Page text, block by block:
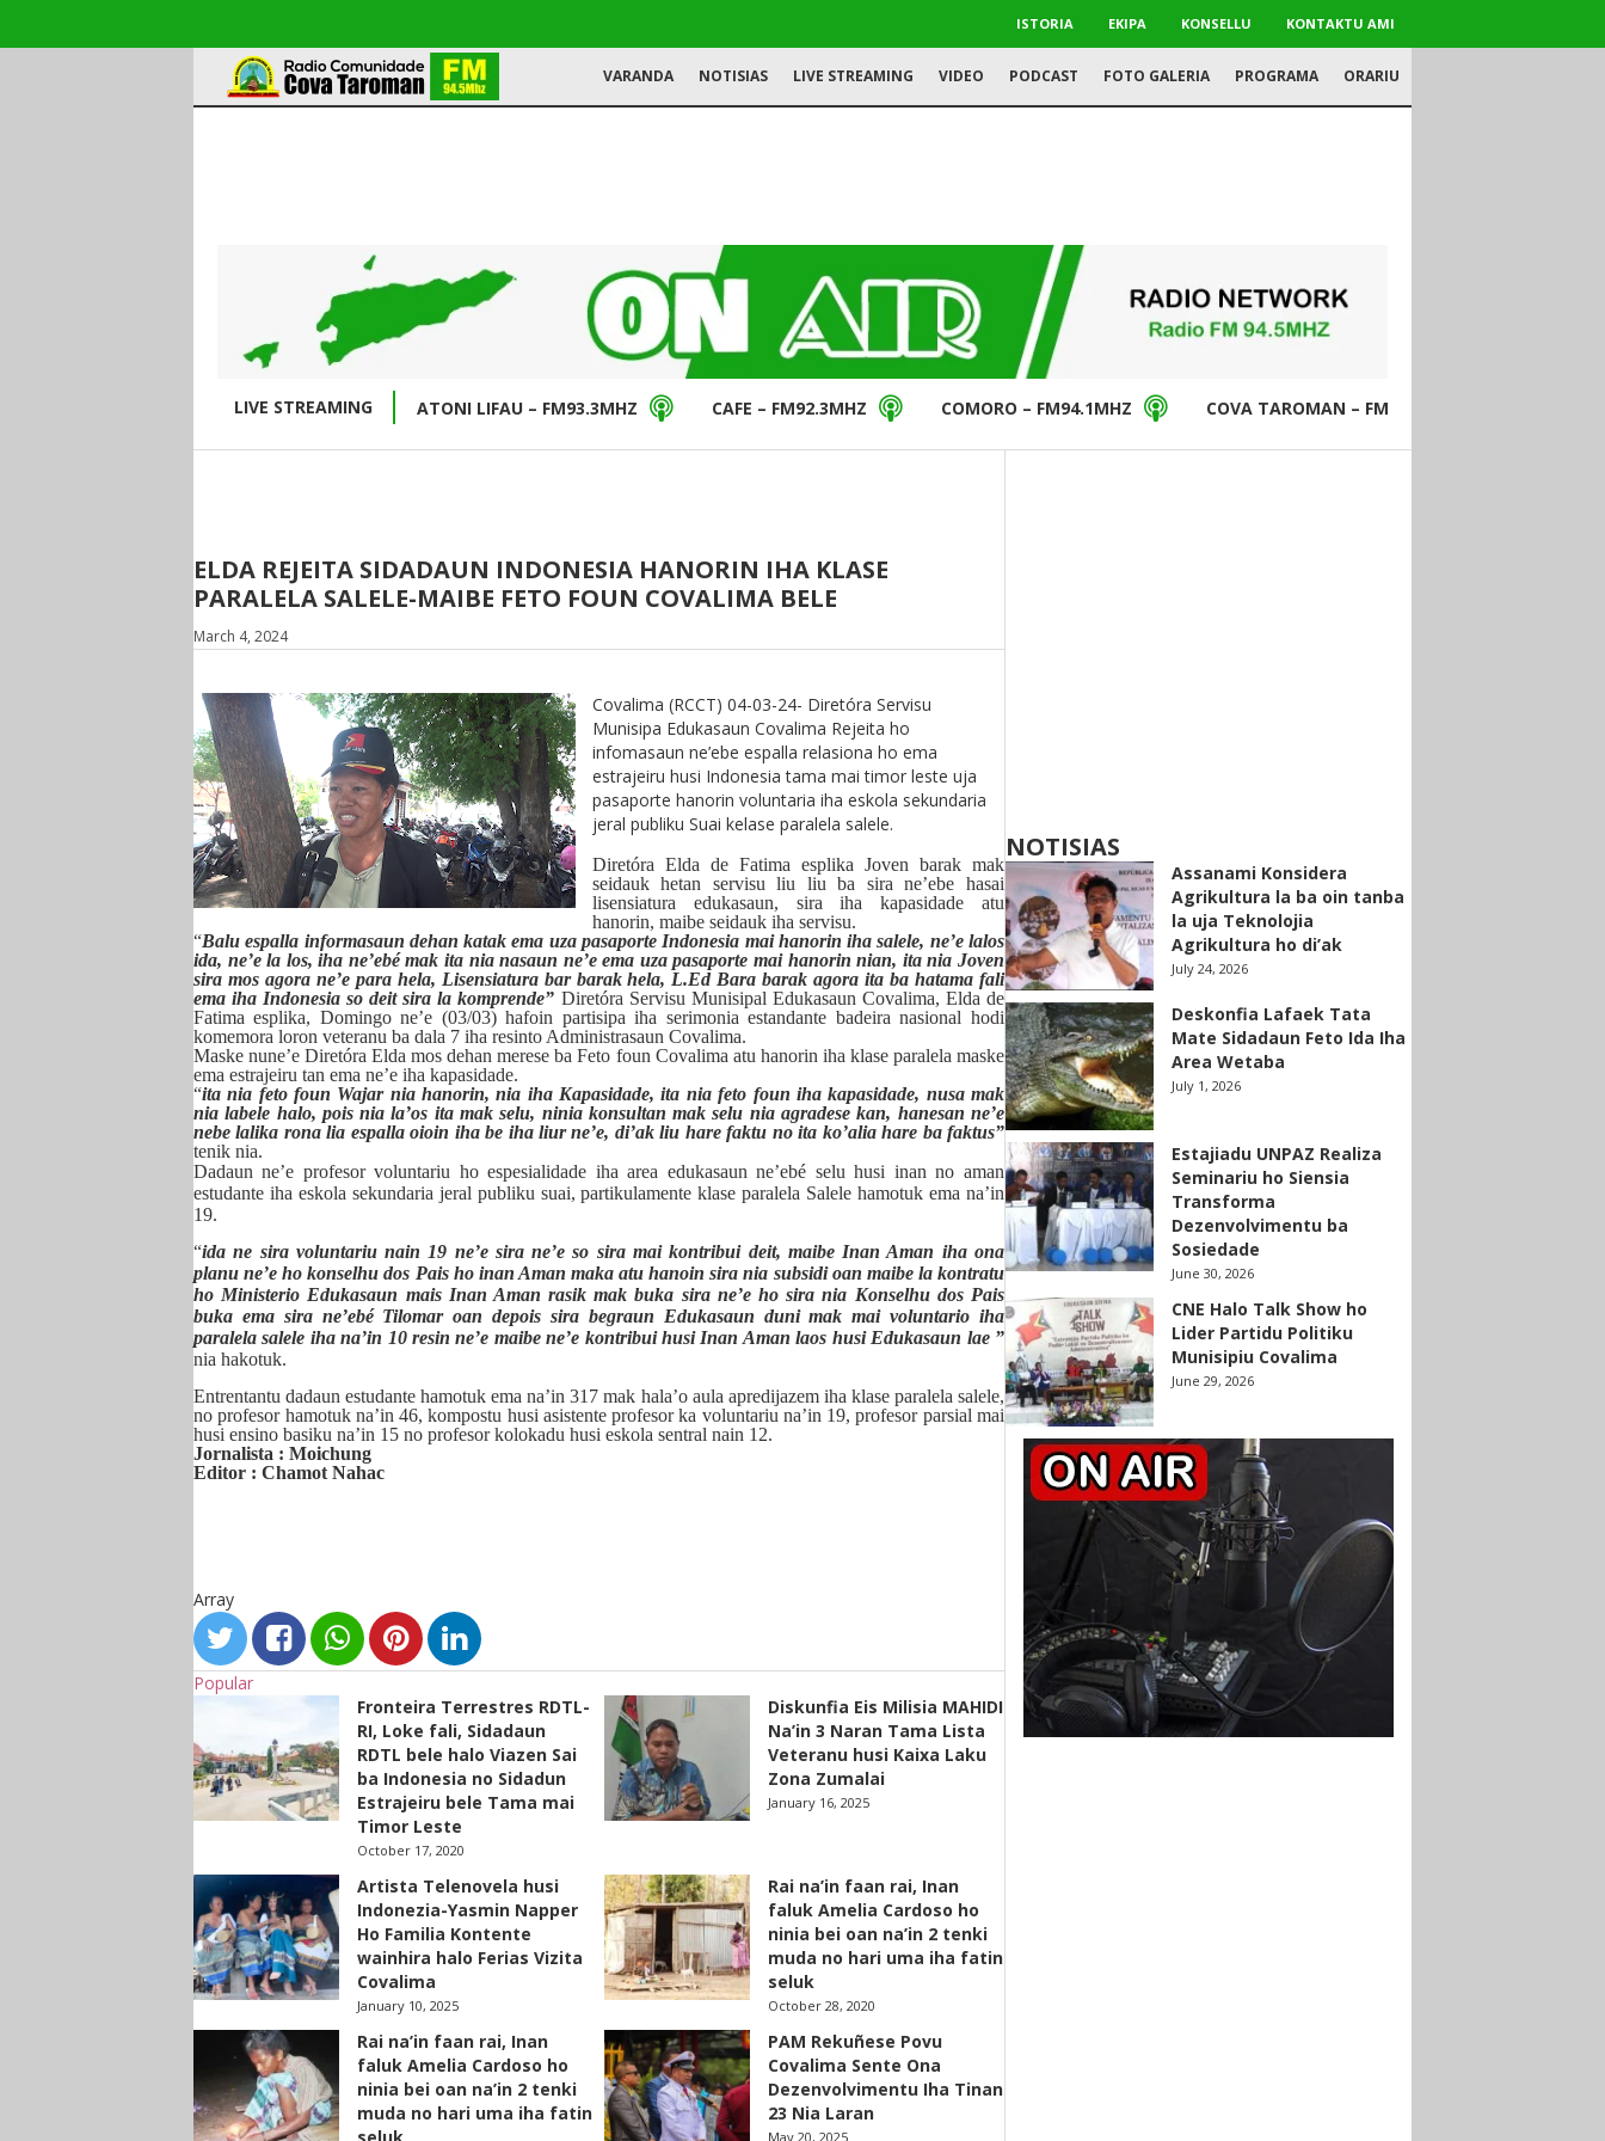
ISTORIA EKIPA KONSELLU KONTAKTU AMI
VARANDA NOTISIAS LIVE STREAMING VIDEO PODCAST FOTO GALERIA PROGRAMA ORARIU
LIVE STREAMING ATONI LIFAU – FM93.3MHZ CAFE – FM92.3MHZ COMORO – FM94.1MHZ COVA TAROMAN – FM94.5MHZ
ELDA REJEITA SIDADAUN INDONESIA HANORIN IHA KLASE
PARALELA SALELE-MAIBE FETO FOUN COVALIMA BELE
March 4, 2024
Covalima (RCCT) 04-03-24- Diretóra Servisu
Munisipa Edukasaun Covalima Rejeita ho
infomasaun ne’ebe espalla relasiona ho ema
estrajeiru husi Indonesia tama mai timor leste uja
pasaporte hanorin voluntaria iha eskola sekundaria
jeral publiku Suai kelase paralela salele.
Diretóra Elda de Fatima esplika Joven barak mak
seidauk hetan servisu liu liu ba sira ne’ebe hasai
lisensiatura edukasaun, sira iha kapasidade atu
hanorin, maibe seidauk iha servisu.
“Balu espalla informasaun dehan katak ema uza pasaporte Indonesia mai hanorin iha salele, ne’e lalos
ida, ne’e la los, iha ne’ebé mak ita nia nasaun ne’e ema uza pasaporte mai hanorin nian, ita nia Joven
sira mos agora ne’e para hela, Lisensiatura bar barak hela, L.Ed Bara barak agora ita ba hatama fali
ema iha Indonesia so deit sira la komprende” Diretóra Servisu Munisipal Edukasaun Covalima, Elda de
Fatima esplika, Domingo ne’e (03/03) hafoin partisipa iha serimonia estandante badeira nasional hodi
komemora loron veteranu ba dala 7 iha resinto Administrasaun Covalima.
Maske nune’e Diretóra Elda mos dehan merese ba Feto foun Covalima atu hanorin iha klase paralela maske
ema estrajeiru tan ema ne’e iha kapasidade.
“ita nia feto foun Wajar niahanorin, nia iha Kapasidade, ita nia feto foun iha kapasidade, nusa mak
nia labele halo, pois nia la’os ita mak selu, ninia konsultan mak selu nia agradese kan, hanesan ne’e
nebe lalika rona lia espalla oioin iha be iha liur ne’e, di’ak liu hare faktu no ita ko’alia hare ba faktus”
tenik nia.
Dadaun ne’e profesor voluntariu ho espesialidade iha area edukasaun ne’ebé selu husi inan no aman
estudante iha eskola sekundaria jeral publiku suai, partikulamente klase paralela Salele hamotuk ema na’in
19.
“idane sira voluntariu nain 19 ne’e sira ne’e so sira mai kontribui deit, maibe Inan Aman iha ona
planu ne’e ho konselhu dos Pais ho inan Aman maka atu hanoin sira nia subsidi oan maibe la kontratu
ho Ministerio Edukasaun mais Inan Aman rasik mak buka sira ne’e ho sira nia Konselhu dos Pais
buka ema sira ne’ebé Tilomar oan depois sira begraun Edukasaun duni mak mai voluntario iha
paralela salele iha na’in 10 resin ne’e maibe ne’e kontribui husi Inan Aman laos husi Edukasaun lae ”
nia hakotuk.
Entrentantu dadaun estudante hamotuk ema na’in 317 mak hala’o aula apredijazem iha klase paralela salele,
no profesor hamotuk na’in 46, kompostu husi asistente profesor ka voluntariu na’in 19, profesor parsial mai
husi ensino basiku na’in 15 no profesor kolokadu husi eskola sentral nain 12.
Jornalista : Moichung
Editor : Chamot Nahac
Array
Popular
Fronteira Terrestres RDTL-
RI, Loke fali, Sidadaun
RDTL bele halo Viazen Sai
ba Indonesia no Sidadun
Estrajeiru bele Tama mai
Timor Leste
October 17, 2020
Diskunfia Eis Milisia MAHIDI
Na’in 3 Naran Tama Lista
Veteranu husi Kaixa Laku
Zona Zumalai
January 16, 2025
Artista Telenovela husi
Indonezia-Yasmin Napper
Ho Familia Kontente
wainhira halo Ferias Vizita
Covalima
January 10, 2025
Rai na’in faan rai, Inan
faluk Amelia Cardoso ho
ninia bei oan na’in 2 tenki
muda no hari uma iha fatin
seluk
October 28, 2020
Rai na’in faan rai, Inan
faluk Amelia Cardoso ho
ninia bei oan na’in 2 tenki
muda no hari uma iha fatin
PAM Rekuñese Povu
Covalima Sente Ona
Dezenvolvimentu Iha Tinan
23 Nia Laran
May 20, 2025
NOTISIAS
Assanami Konsidera
Agrikultura la ba oin tanba
la uja Teknolojia
Agrikultura ho di’ak
July 24, 2026
Deskonfia Lafaek Tata
Mate Sidadaun Feto Ida Iha
Area Wetaba
July 1, 2026
Estajiadu UNPAZ Realiza
Seminariu ho Siensia
Transforma
Dezenvolvimentu ba
Sosiedade
June 30, 2026
CNE Halo Talk Show ho
Lider Partidu Politiku
Munisipiu Covalima
June 29, 2026